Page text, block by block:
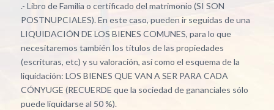
.- Libro de Familia o certificado del matrimonio (SI SON
POSTNUPCIALES). En este caso, pueden ir seguidas de una
LIQUIDACIÓN DE LOS BIENES COMUNES, para lo que
necesitaremos también los títulos de las propiedades
(escrituras, etc) y su valoración, así como el esquema de la
liquidación: LOS BIENES QUE VAN A SER PARA CADA
CÓNYUGE (RECUERDE que la sociedad de gananciales sólo
puede liquidarse al 50 %).